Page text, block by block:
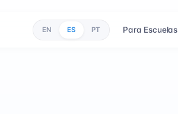
EN ES PT Para Escuelas